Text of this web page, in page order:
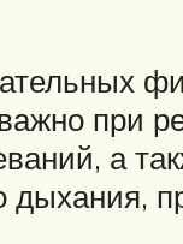
при
а
дыхания,